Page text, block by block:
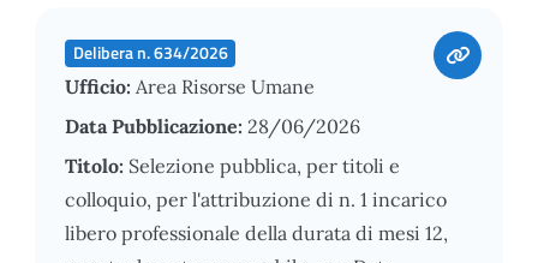
Delibera n. 634/2026
Ufficio: Area Risorse Umane
Data Pubblicazione: 28/06/2026
Titolo: Selezione pubblica, per titoli e
colloquio, per l'attribuzione di n. 1 incarico
libero professionale della durata di mesi 12,